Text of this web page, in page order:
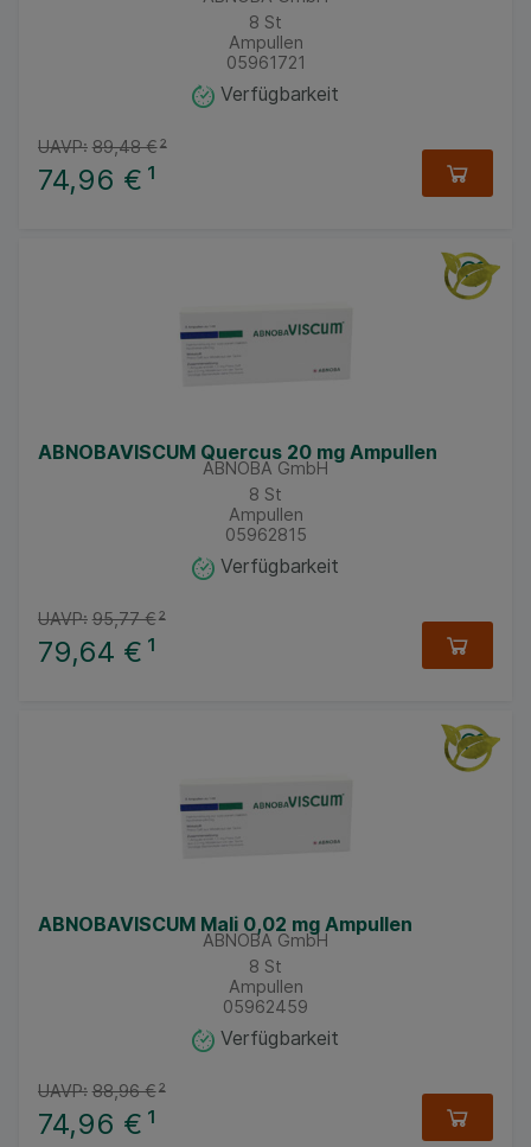
8 St
Ampullen
05961721
Verfügbarkeit
74,96 € ¹
UAVP: 89,48 €²
ABNOBAVISCUM Quercus 20 mg Ampullen
ABNOBA GmbH
8 St
Ampullen
05962815
Verfügbarkeit
79,64 € ¹
UAVP: 95,77 €²
ABNOBAVISCUM Mali 0,02 mg Ampullen
ABNOBA GmbH
8 St
Ampullen
05962459
Verfügbarkeit
74,96 € ¹
UAVP: 88,96 €²